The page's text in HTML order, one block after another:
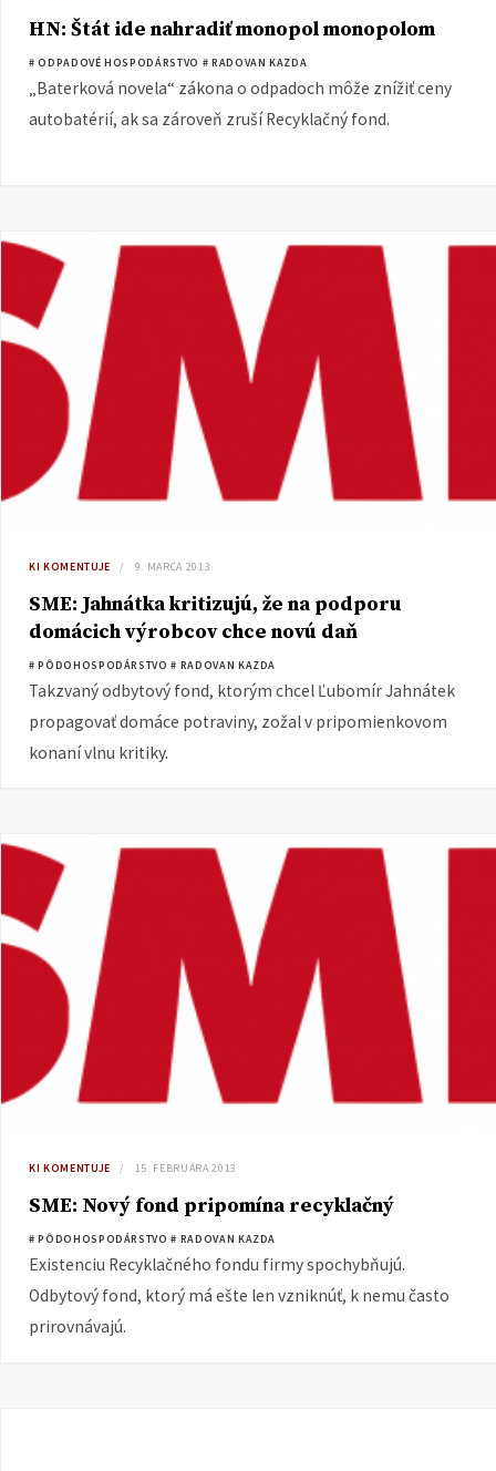
HN: Štát ide nahradiť monopol monopolom
# ODPADOVÉ HOSPODÁRSTVO # RADOVAN KAZDA
„Baterková novela“ zákona o odpadoch môže znížiť ceny
autobatérií, ak sa zároveň zruší Recyklačný fond.
KI KOMENTUJE 9. MARCA 2013
SME: Jahnátka kritizujú, že na podporu
domácich výrobcov chce novú daň
# PÔDOHOSPODÁRSTVO # RADOVAN KAZDA
Takzvaný odbytový fond, ktorým chcel Ľubomír Jahnátek
propagovať domáce potraviny, zožal v pripomienkovom
konaní vlnu kritiky.
KI KOMENTUJE 15. FEBRUÁRA 2013
SME: Nový fond pripomína recyklačný
# PÔDOHOSPODÁRSTVO # RADOVAN KAZDA
Existenciu Recyklačného fondu firmy spochybňujú.
Odbytový fond, ktorý má ešte len vzniknúť, k nemu často
prirovnávajú.